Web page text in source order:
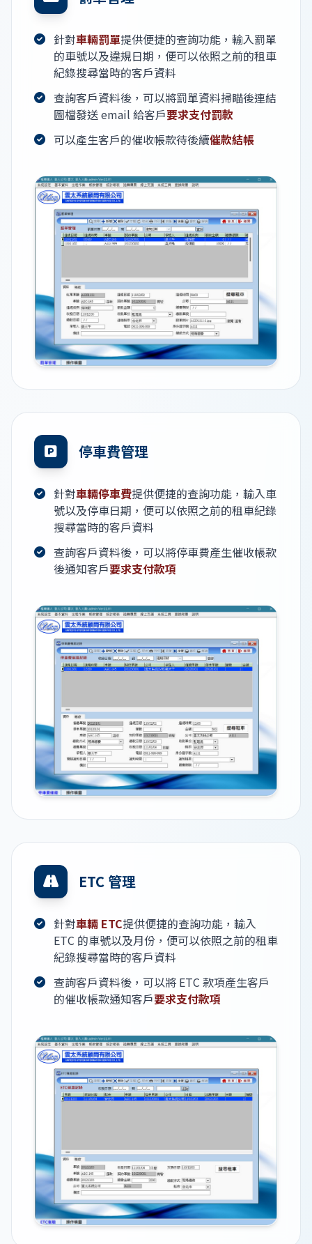
針對車輛罰單提供便捷的查詢功能，輸入罰單
的車號以及違規日期，便可以依照之前的租車
紀錄搜尋當時的客戶資料
查詢客戶資料後，可以將罰單資料掃瞄後連結
圖檔發送 email 給客戶要求支付罰款
可以產生客戶的催收帳款待後續催款結帳
停車費管理
針對車輛停車費提供便捷的查詢功能，輸入車
號以及停車日期，便可以依照之前的租車紀錄
搜尋當時的客戶資料
查詢客戶資料後，可以將停車費產生催收帳款
後通知客戶要求支付款項
ETC 管理
針對車輛 ETC提供便捷的查詢功能，輸入
ETC 的車號以及月份，便可以依照之前的租車
紀錄搜尋當時的客戶資料
查詢客戶資料後，可以將 ETC 款項產生客戶
的催收帳款通知客戶要求支付款項